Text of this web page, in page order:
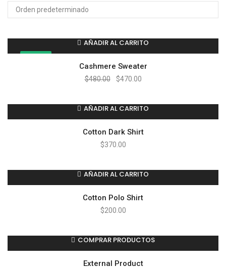
AÑADIR AL CARRITO
Cashmere Sweater
$480.00 $470.00
AÑADIR AL CARRITO
Cotton Dark Shirt
$370.00
AÑADIR AL CARRITO
Cotton Polo Shirt
$200.00
COMPRAR PRODUCTOS
External Product